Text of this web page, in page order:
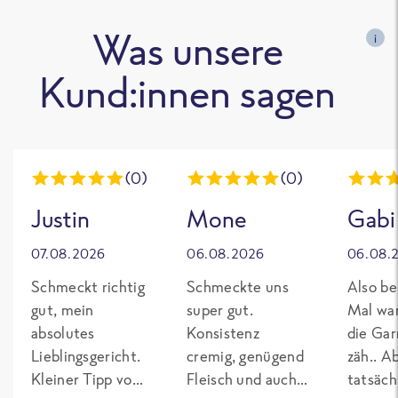
Was unsere
Kund:innen sagen
i
(0)
Justin
07.08.2026
Schmeckt richtig
gut, mein
absolutes
Lieblingsgericht.
Kleiner Tipp von
(0)
Mone
06.08.2026
Schmeckte uns
super gut.
Konsistenz
cremig, genügend
Fleisch und auch
Gabi
Also
Mal
die
zäh..